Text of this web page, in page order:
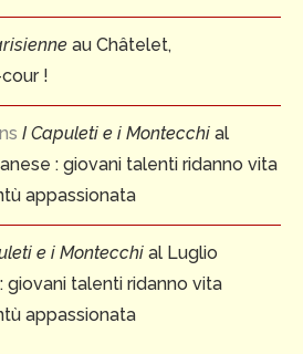
au Châtelet,
!
I Capuleti e i Montecchi al
: giovani talenti ridanno vita
appassionata
e i Montecchi al Luglio
giovani talenti ridanno vita
appassionata